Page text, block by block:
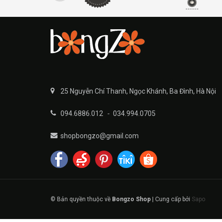
25 Nguyễn Chí Thanh, Ngọc Khánh, Ba Đình, Hà Nội
094.6886.012 - 034.994.0705
shopbongzo@gmail.com
© Bản quyền thuộc về Bongzo Shop Cung cấp bởi Sapo